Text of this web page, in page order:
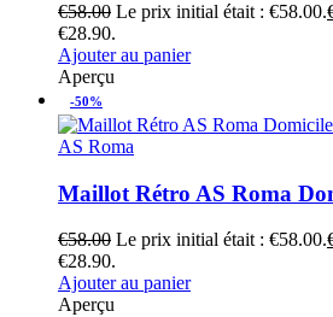
€58.00 Le prix initial était : €58.00.
€28.90.
Ajouter au panier
Aperçu
-50%
AS Roma
Maillot Rétro AS Roma
€58.00 Le prix initial était : €58.00.
€28.90.
Ajouter au panier
Aperçu